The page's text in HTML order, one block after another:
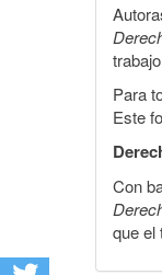
Para
Este
Con
que el